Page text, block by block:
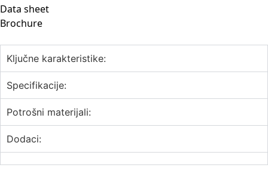
Data sheet
Brochure
Ključne karakteristike:
Specifikacije:
Potrošni materijali:
Dodaci: